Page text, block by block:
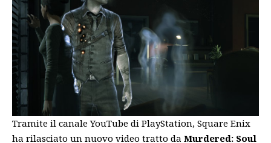
Tramite il canale YouTube di PlayStation, Square Enix
ha rilasciato un nuovo video tratto da Murdered: Soul